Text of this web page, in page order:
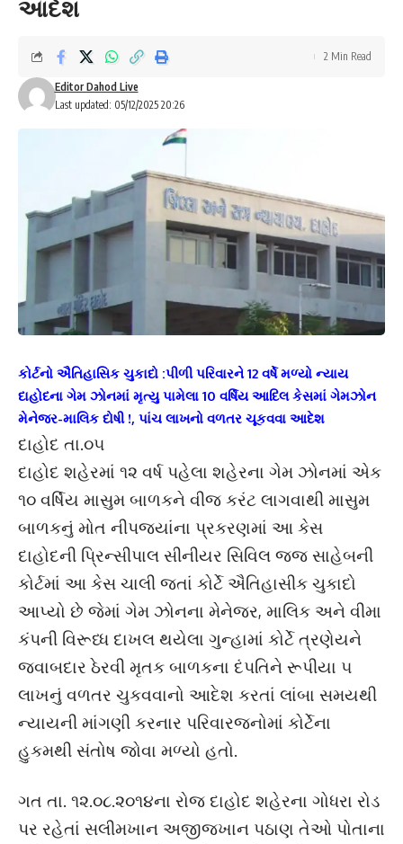
આદેશ
Last updated: 05/12/2025 20:26
Editor Dahod Live
2 Min Read
કોર્ટનો ઐતિહાસિક ચુકાદો :પીળી પરિવારને 12 વર્ષે મળ્યો ન્યાય
દાહોદના ગેમ ઝોનમાં મૃત્યુ પામેલા 10 વર્ષિય આદિલ કેસમાં ગેમઝોન
મેનેજર-માલિક દોષી !, પાંચ લાખનો વળતર ચૂકવવા આદેશ
દાહોદ તા.૦૫
દાહોદ શહેરમાં ૧૨ વર્ષ પહેલા શહેરના ગેમ ઝોનમાં એક
૧૦ વર્ષિય માસુમ બાળકને વીજ કરંટ લાગવાથી માસુમ
બાળકનું મોત નીપજ્યાંના પ્રકરણમાં આ કેસ
દાહોદની પ્રિન્સીપાલ સીનીયર સિવિલ જજ સાહેબની
કોર્ટમાં આ કેસ ચાલી જતાં કોર્ટે ઐતિહાસીક ચુકાદો
આપ્યો છે જેમાં ગેમ ઝોનના મેનેજર, માલિક અને વીમા
કંપની વિરૂધ્ધ દાખલ થયેલા ગુન્હામાં કોર્ટે ત્રણેયને
જવાબદાર ઠેરવી મૃતક બાળકના દંપતિને રૂપીયા ૫
લાખનું વળતર ચુકવવાનો આદેશ કરતાં લાંબા સમયથી
ન્યાયની માંગણી કરનાર પરિવારજનોમાં કોર્ટેના
હુકમથી સંતોષ જોવા મળ્યો હતો.
ગત તા. ૧૨.૦૮.૨૦૧૪ના રોજ દાહોદ શહેરના ગોધરા રોડ
પર રહેતાં સલીમખાન અજીજખાન પઠાણ તેઓ પોતાના